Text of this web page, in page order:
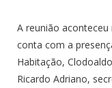
A reunião
conta com a
Habitação,
Ricardo Adriano,